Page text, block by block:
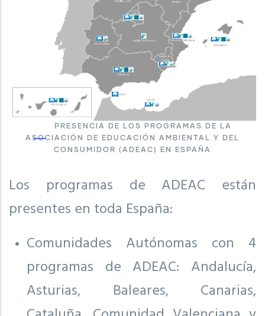
PRESENCIA DE LOS PROGRAMAS DE LA
ASOCIACIÓN DE EDUCACIÓN AMBIENTAL Y DEL
CONSUMIDOR (ADEAC) EN ESPAÑA
Los programas de ADEAC están
presentes en toda España:
Comunidades Autónomas con 4
programas de ADEAC: Andalucía,
Asturias, Baleares, Canarias,